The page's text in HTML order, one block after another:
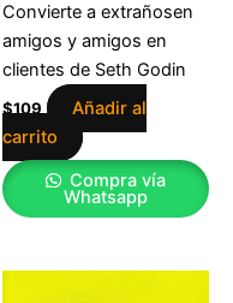
Convierte a extrañosen
amigos y amigos en
clientes de Seth Godin
$109
Añadir al
carrito
Compra vía
Whatsapp